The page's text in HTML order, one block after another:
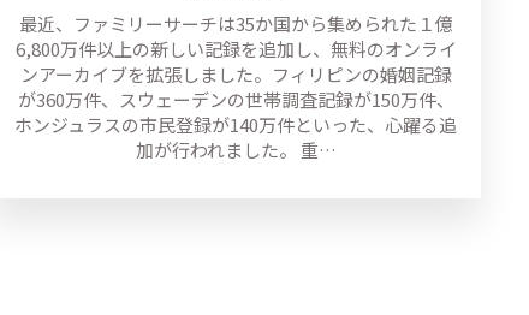
最近、ファミリーサーチは35か国から集められた１億
6,800万件以上の新しい記録を追加し、無料のオンライ
ンアーカイブを拡張しました。フィリピンの婚姻記録
が360万件、スウェーデンの世帯調査記録が150万件、
ホンジュラスの市民登録が140万件といった、心躍る追
加が行われました。 重…